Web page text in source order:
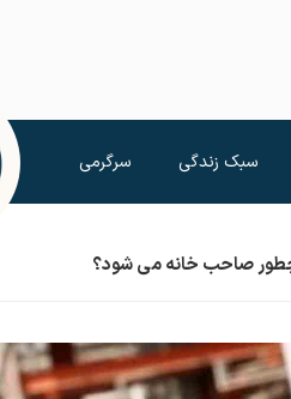
سبک زندگی سرگرمی
چطور صاحب خانه می شود؟